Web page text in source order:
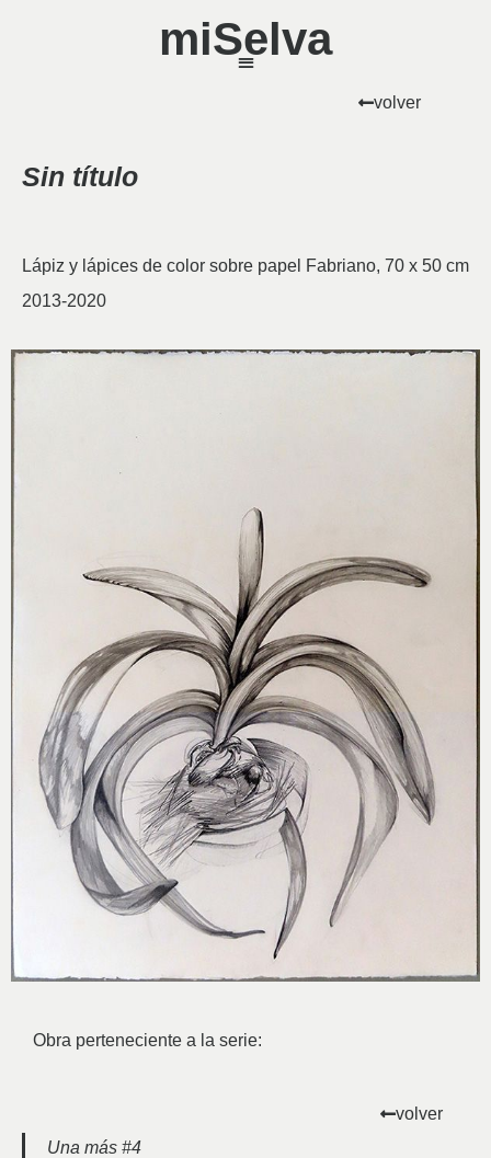
miSelva
volver
Sin título
Lápiz y lápices de color sobre papel Fabriano, 70 x 50 cm
2013-2020
Obra perteneciente a la serie:
Una más #4
volver